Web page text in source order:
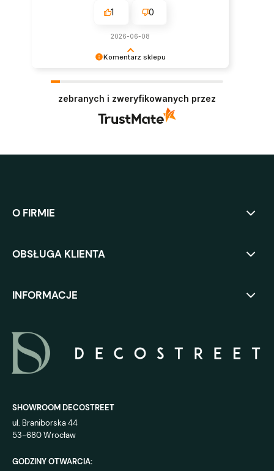
Komentarz sklepu
1 0
2026-06-08
zebranych i zweryfikowanych przez
O FIRMIE
OBSŁUGA KLIENTA
INFORMACJE
SHOWROOM DECOSTREET
ul. Braniborska 44
53-680 Wrocław
GODZINY OTWARCIA: